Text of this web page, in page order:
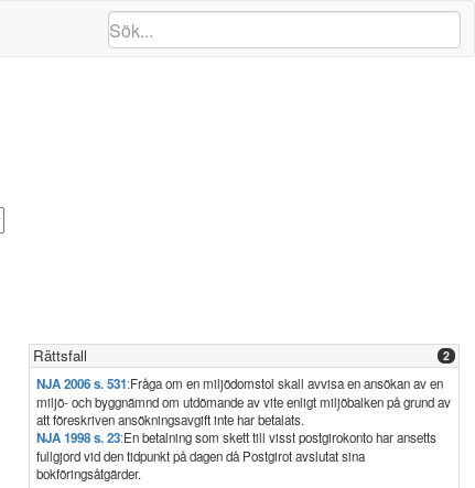
Rättsfall 2
NJA 2006 s. 531:Fråga om en miljödomstol skall avvisa en ansökan av en
miljö- och byggnämnd om utdömande av vite enligt miljöbalken på grund av
att föreskriven ansökningsavgift inte har betalats.
NJA 1998 s. 23:En betalning som skett till visst postgirokonto har ansetts
fullgjord vid den tidpunkt på dagen då Postgirot avslutat sina
bokföringsåtgärder.